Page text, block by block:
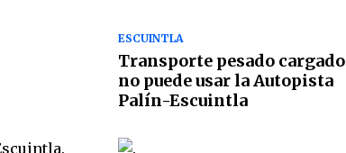
ESCUINTLA
Transporte pesado cargado
no puede usar la Autopista
Palín-Escuintla